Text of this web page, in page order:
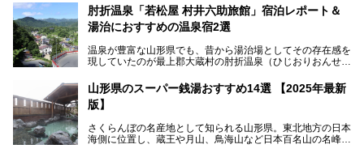
肘折温泉「若松屋 村井六助旅館」宿泊レポート＆
湯治におすすめの温泉宿2選
温泉が豊富な山形県でも、昔から湯治場としてその存在感を
現していたのが最上郡大蔵村の肘折温泉（ひじおりおんせ
今回はその肘折温泉の「若松屋 村井六助旅館」に宿泊した
体験レポートとおすすめの温泉宿を2軒ご紹介します。
鄙びた風情があり、源泉掛け流しの旅館も多い肘折温泉は、
す。
山形県のスーパー銭湯おすすめ14選 【2025年最新
版】
さくらんぼの名産地として知られる山形県。東北地方の日本
海側に位置し、蔵王や月山、鳥海山など日本百名山の名峰や